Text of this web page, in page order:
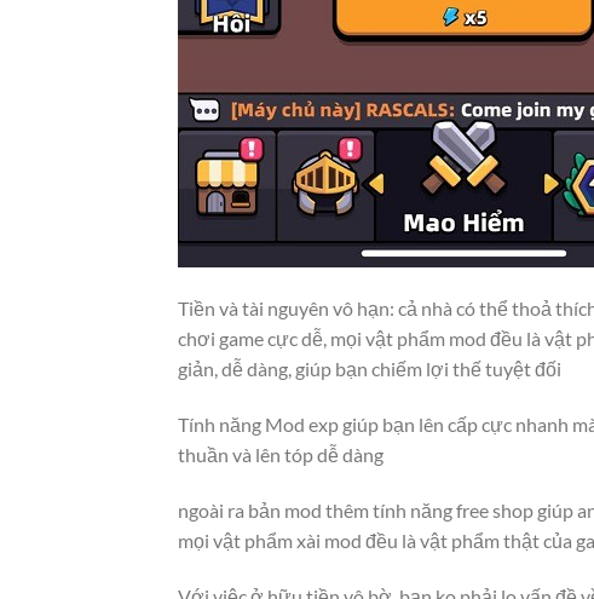
Tiền và tài nguyên vô hạn: cả nhà có thể thoả
chơi game cực dễ, mọi vật phẩm mod đều là vật
giản, dễ dàng, giúp bạn chiếm lợi thế tuyệt đối
Tính năng Mod exp giúp bạn lên cấp cực nhanh
thuần và lên tóp dễ dàng
ngoài ra bản mod thêm tính năng free shop giúp
mọi vật phẩm xài mod đều là vật phẩm thật của